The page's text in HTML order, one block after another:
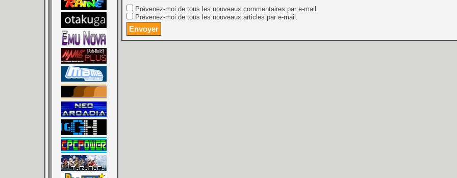
[GK] Guillermo del Toro
Prévenez-moi de tous les nouveaux commentaires par e-mail.
Prévenez-moi de tous les nouveaux articles par e-mail.